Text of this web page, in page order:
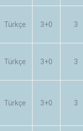
Türkçe 3+0 3
Türkçe 3+0 3
Türkçe 3+0 3